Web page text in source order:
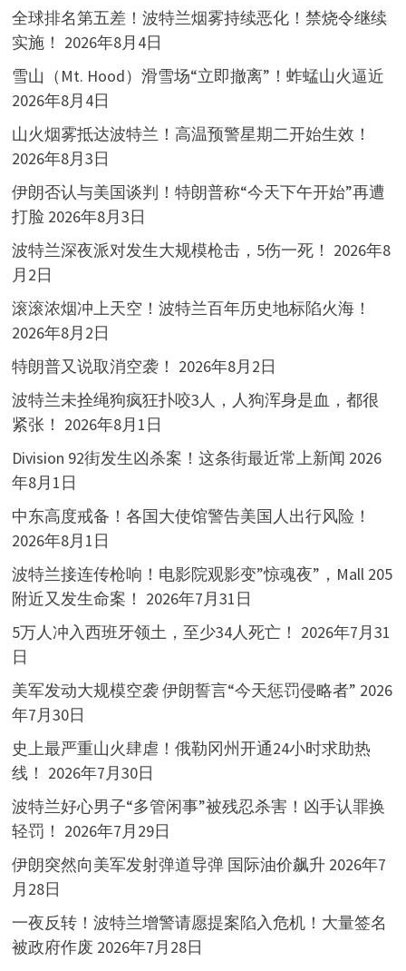
全球排名第五差！波特兰烟雾持续恶化！禁烧令继续
实施！ 2026年8月4日
雪山（Mt. Hood）滑雪场“立即撤离”！蚱蜢山火逼近
2026年8月4日
山火烟雾抵达波特兰！高温预警星期二开始生效！
2026年8月3日
伊朗否认与美国谈判！特朗普称“今天下午开始”再遭
打脸 2026年8月3日
波特兰深夜派对发生大规模枪击，5伤一死！ 2026年8
月2日
滚滚浓烟冲上天空！波特兰百年历史地标陷火海！
2026年8月2日
特朗普又说取消空袭！ 2026年8月2日
波特兰未拴绳狗疯狂扑咬3人，人狗浑身是血，都很
紧张！ 2026年8月1日
Division 92街发生凶杀案！这条街最近常上新闻 2026
年8月1日
中东高度戒备！各国大使馆警告美国人出行风险！
2026年8月1日
波特兰接连传枪响！电影院观影变”惊魂夜”，Mall 205
附近又发生命案！ 2026年7月31日
5万人冲入西班牙领土，至少34人死亡！ 2026年7月31
日
美军发动大规模空袭 伊朗誓言“今天惩罚侵略者” 2026
年7月30日
史上最严重山火肆虐！俄勒冈州开通24小时求助热
线！ 2026年7月30日
波特兰好心男子“多管闲事”被残忍杀害！凶手认罪换
轻罚！ 2026年7月29日
伊朗突然向美军发射弹道导弹 国际油价飙升 2026年7
月28日
一夜反转！波特兰增警请愿提案陷入危机！大量签名
被政府作废 2026年7月28日